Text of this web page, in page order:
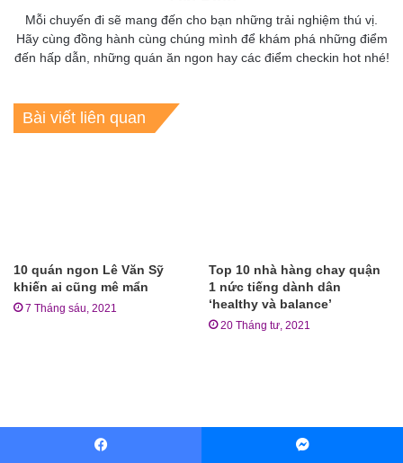
Mỗi chuyến đi sẽ mang đến cho bạn những trải nghiệm thú vị.
Hãy cùng đồng hành cùng chúng mình để khám phá những điểm
đến hấp dẫn, những quán ăn ngon hay các điểm checkin hot nhé!
Bài viết liên quan
10 quán ngon Lê Văn Sỹ
khiến ai cũng mê mẩn
7 Tháng sáu, 2021
Top 10 nhà hàng chay quận
1 nức tiếng dành dân
‘healthy và balance’
20 Tháng tư, 2021